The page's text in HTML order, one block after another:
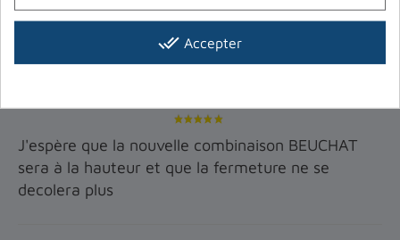
Alain B.
J'espère que la nouvelle combinaison BEUCHAT
sera à la hauteur et que la fermeture ne se
decolera plus
done_all Accepter